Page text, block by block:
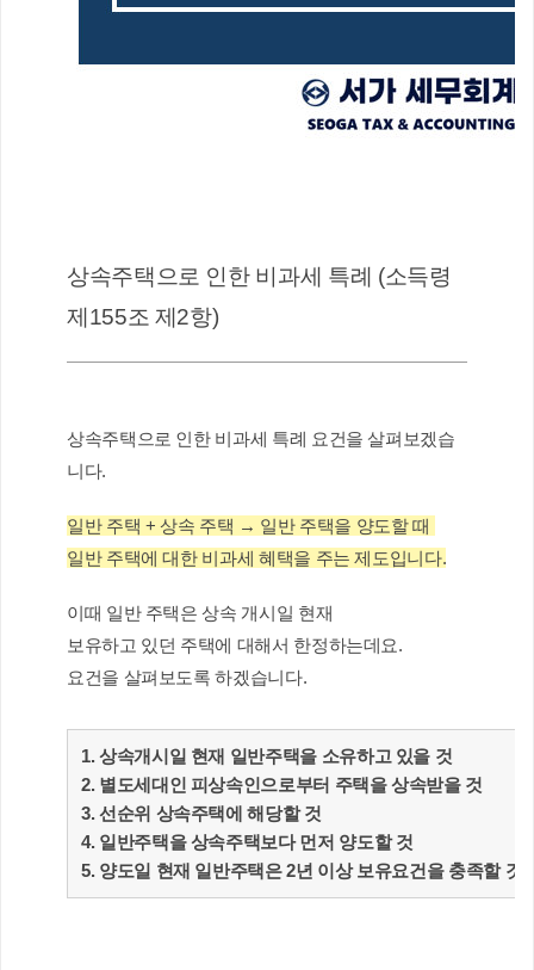
상속주택으로 인한 비과세 특례 (소득령
제155조 제2항)
상속주택으로 인한 비과세 특례 요건을 살펴보겠습
니다.
일반 주택 + 상속 주택 → 일반 주택을 양도할 때
일반 주택에 대한 비과세 혜택을 주는 제도입니다.
이때 일반 주택은 상속 개시일 현재
보유하고 있던 주택에 대해서 한정하는데요.
요건을 살펴보도록 하겠습니다.
상속개시일 현재 일반주택을 소유하고 있을 것
별도세대인 피상속인으로부터 주택을 상속받을 것
선순위 상속주택에 해당할 것
일반주택을 상속주택보다 먼저 양도할 것
양도일 현재 일반주택은 2년 이상 보유요건을 충족할 것